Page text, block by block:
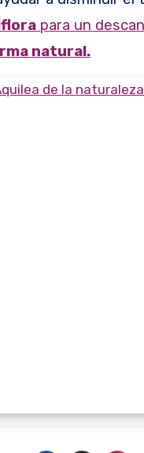
para un
natural.